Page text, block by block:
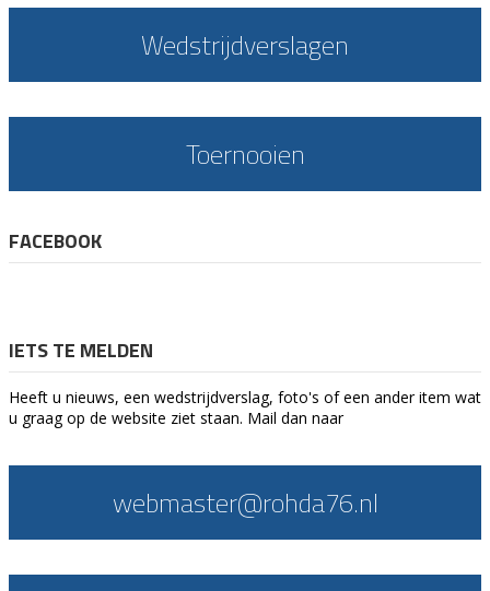
Wedstrijdverslagen
Toernooien
FACEBOOK
IETS TE MELDEN
Heeft u nieuws, een wedstrijdverslag, foto's of een ander item wat
u graag op de website ziet staan. Mail dan naar
webmaster@rohda76.nl